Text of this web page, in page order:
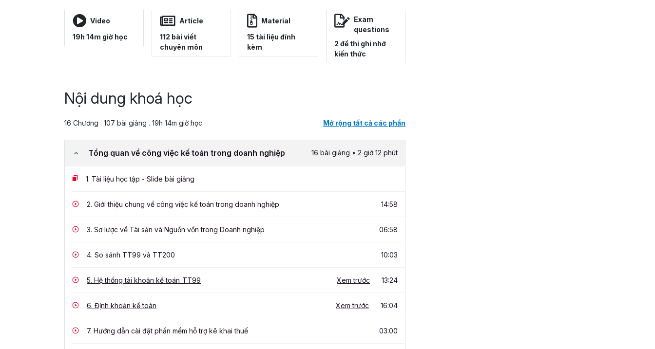
Video
19h 14m giờ học
Article
112 bài viết
chuyên môn
Material
15 tài liệu đính
kèm
Exam
questions
2 đề thi ghi nhớ
kiến thức
Nội dung khoá học
16 Chương . 107 bài giảng . 19h 14m giờ học Mở rộng tất cả các phần
Tổng quan về công việc kế toán trong doanh nghiệp 16 bài giảng • 2 giờ 12 phút
1. Tài liệu học tập - Slide bài giảng
2. Giới thiệu chung về công việc kế toán trong doanh nghiệp 14:58
3. Sơ lược về Tài sản và Nguồn vốn trong Doanh nghiệp 06:58
4. So sánh TT99 và TT200 10:03
5. Hệ thống tài khoản kế toán_TT99 Xem trước 13:24
6. Định khoản kế toán Xem trước 16:04
7. Hướng dẫn cài đặt phần mềm hỗ trợ kê khai thuế 03:00